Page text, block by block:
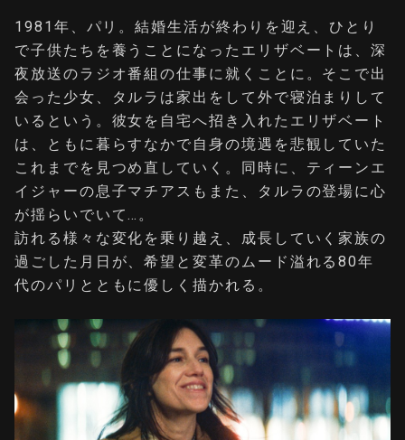
1981年、パリ。結婚生活が終わりを迎え、ひとり
で子供たちを養うことになったエリザベートは、深
夜放送のラジオ番組の仕事に就くことに。そこで出
会った少女、タルラは家出をして外で寝泊まりして
いるという。彼女を自宅へ招き入れたエリザベート
は、ともに暮らすなかで自身の境遇を悲観していた
これまでを見つめ直していく。同時に、ティーンエ
イジャーの息子マチアスもまた、タルラの登場に心
が揺らいでいて…。
訪れる様々な変化を乗り越え、成長していく家族の
過ごした月日が、希望と変革のムード溢れる80年
代のパリとともに優しく描かれる。